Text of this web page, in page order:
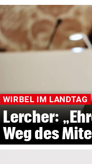
WIRBEL IM LANDTAG
Lercher:
Weg des